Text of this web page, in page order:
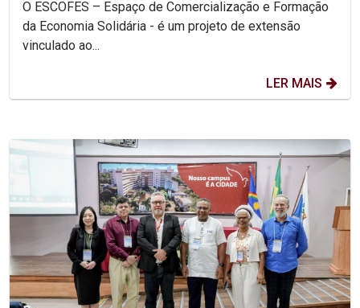
O ESCOFES – Espaço de Comercialização e Formação
da Economia Solidária - é um projeto de extensão
vinculado ao...
LER MAIS